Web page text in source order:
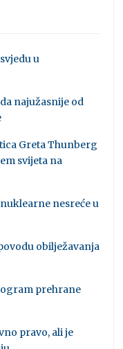
u
najužasnije od
Greta Thunberg
svijeta na
nesreće u
obilježavanja
prehrane
pravo, ali je